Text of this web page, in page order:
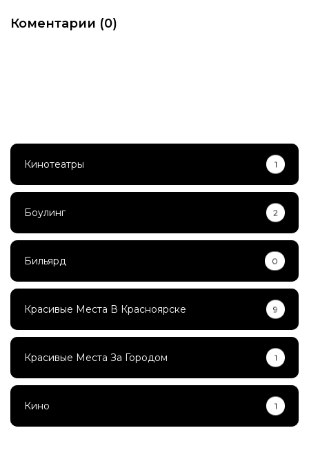
Коментарии (0)
Кинотеатры 1
Боулинг 2
Бильярд 0
Красивые Места В Красноярске 9
Красивые Места За Городом 1
Кино 1